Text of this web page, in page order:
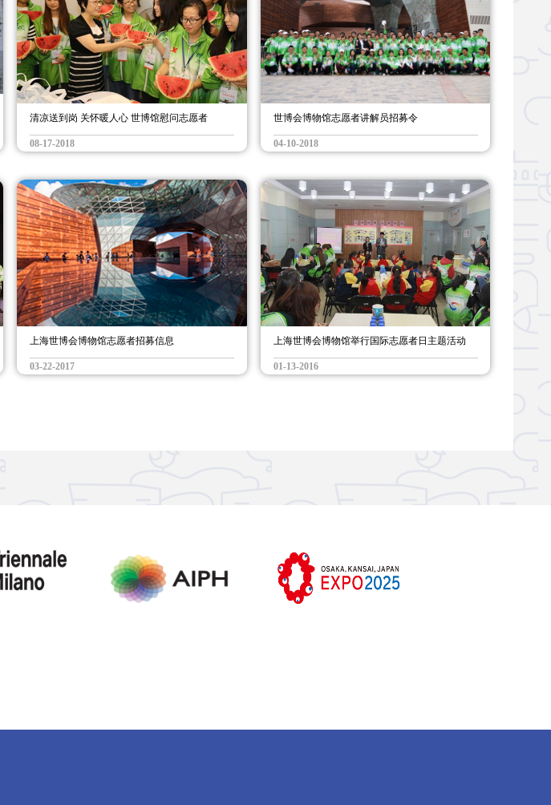
清凉送到岗 关怀暖人心 世博馆慰问志愿者
08-17-2018
世博会博物馆志愿者讲解员招募令
04-10-2018
上海世博会博物馆志愿者招募信息
03-22-2017
上海世博会博物馆举行国际志愿者日主题活动
01-13-2016